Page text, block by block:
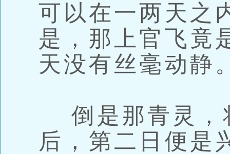
可以在一两天之
是，那上官飞竟
天没有丝毫动静
倒是那青灵，
后，第二日便是